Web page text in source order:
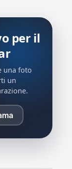
per il
una foto
un